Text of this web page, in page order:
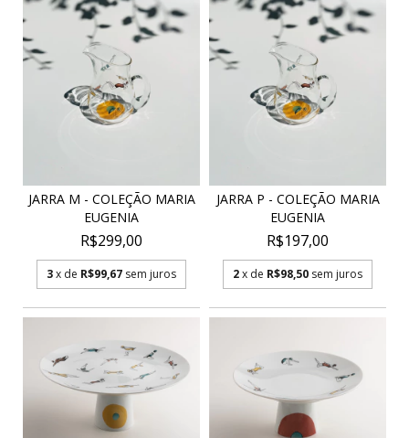
JARRA M - COLEÇÃO MARIA
EUGENIA
R$299,00
3x de R$99,67 sem juros
JARRA P - COLEÇÃO MARIA
EUGENIA
R$197,00
2x de R$98,50 sem juros